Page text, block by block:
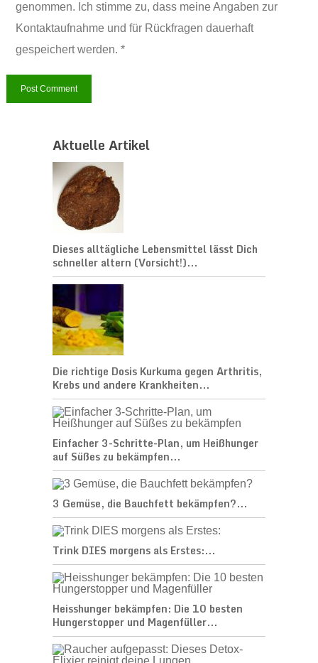
genommen. Ich stimme zu, dass meine Angaben zur
Kontaktaufnahme und für Rückfragen dauerhaft
gespeichert werden. *
Aktuelle Artikel
Dieses alltägliche Lebensmittel lässt Dich
schneller altern (Vorsicht!)...
Die richtige Dosis Kurkuma gegen Arthritis,
Krebs und andere Krankheiten...
Einfacher 3-Schritte-Plan, um Heißhunger
auf Süßes zu bekämpfen...
3 Gemüse, die Bauchfett bekämpfen?...
Trink DIES morgens als Erstes:...
Heisshunger bekämpfen: Die 10 besten
Hungerstopper und Magenfüller...